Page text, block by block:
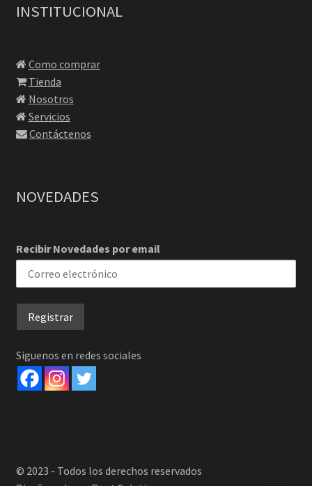
INSTITUCIONAL
Como comprar
Tienda
Nosotros
Servicios
Contáctenos
NOVEDADES
Recibir Novedades por email
Siguenos en redes sociales
© 2023 - Todos los derechos reservados